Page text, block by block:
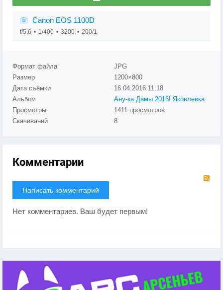
Canon EOS 1100D
f/5.6 1/400 3200 200/1
Формат файла
JPG
Размер
1200×800
Дата съёмки
16.04.2016 11:18
Альбом
Ану-ка Дамы 2016! Яковлевка
Просмотры
1411 просмотров
Скачиваний
8
Комментарии
Написать комментарий
Нет комментариев. Ваш будет первым!